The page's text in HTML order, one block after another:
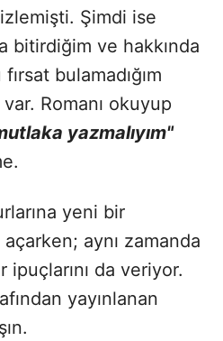
Şimdi ise
bitirdiğim ve hakkında
bulamadığım
Romanı okuyup
yazmalıyım"
yeni bir
açarken; aynı zamanda
ipuçlarını da veriyor.
yayınlanan